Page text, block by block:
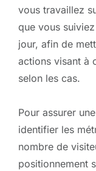
vous travaillez
que vous
jour, afin de
actions visant à
selon les cas.
Pour assurer
identifier les
nombre de
positionnement